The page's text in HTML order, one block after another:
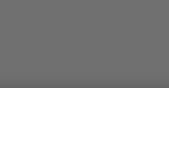
Bonn-Bad Godesberg /